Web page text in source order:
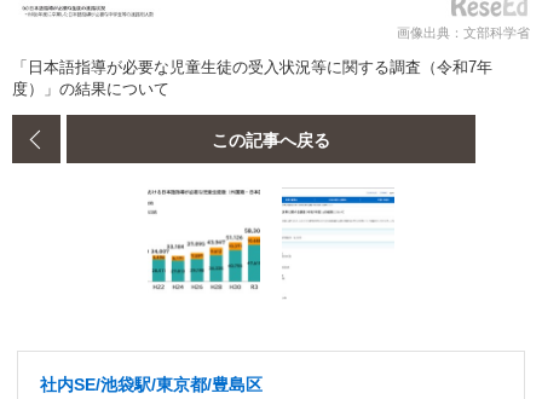
画像出典：文部科学省
「日本語指導が必要な児童生徒の受入状況等に関する調査（令和7年
度）」の結果について
この記事へ戻る
社内SE/池袋駅/東京都/豊島区